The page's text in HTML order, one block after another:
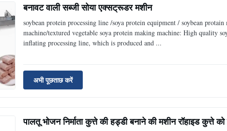
बनावट वाली सब्जी सोया एक्सट्रूडर मशीन
soybean protein processing line /soya protein equipment / soybean
machine/textured vegetable soya protein making machine: High quality
inflating processing line, which is produced and ...
अभी पूछताछ करें
पालतू भोजन निर्माता कुत्ते की हड्डी बनाने की मशीन रॉहाइड कुत्ते